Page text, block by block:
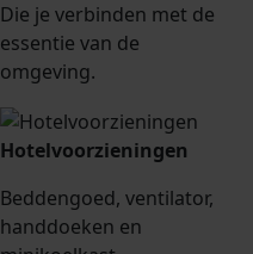
Die je verbinden met de
essentie van de
omgeving.
Hotelvoorzieningen
Beddengoed, ventilator,
handdoeken en